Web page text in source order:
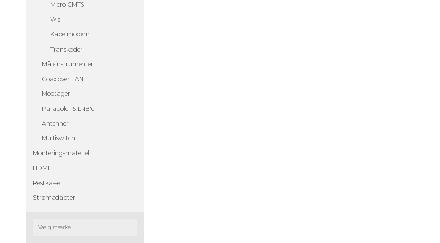
Micro CMTS
Wisi
Kabelmodem
Transkoder
Måleinstrumenter
Coax over LAN
Modtager
Paraboler & LNB'er
Antenner
Multiswitch
Monteringsmateriel
HDMI
Restkasse
Strømadapter